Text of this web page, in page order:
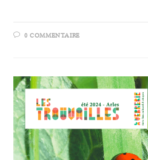
0 COMMENTAIRE